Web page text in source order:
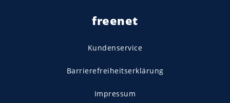
freenet
Kundenservice
Barrierefreiheitserklärung
Impressum